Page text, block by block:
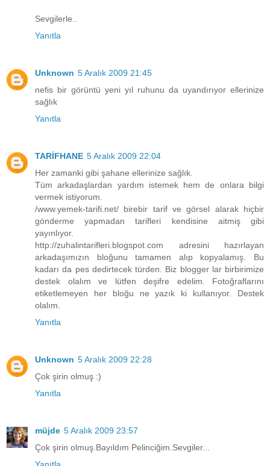
Sevgilerle..
Yanıtla
Unknown 5 Aralık 2009 21:45
nefis bir görüntü yeni yıl ruhunu da uyandırıyor ellerinize
sağlık
Yanıtla
TARİFHANE 5 Aralık 2009 22:04
Her zamanki gibi şahane ellerinize sağlık.
Tüm arkadaşlardan yardım istemek hem de onlara bilgi
vermek istiyorum.
/www.yemek-tarifi.net/ birebir tarif ve görsel alarak hiçbir
gönderme yapmadan tarifleri kendisine aitmiş gibi
yayınlıyor.
http://zuhalintarifleri.blogspot.com adresini hazırlayan
arkadaşımızın bloğunu tamamen alıp kopyalamış. Bu
kadarı da pes dedirtecek türden. Biz blogger lar birbirimize
destek olalım ve lütfen deşifre edelim. Fotoğraflarını
etiketlemeyen her bloğu ne yazık ki kullanıyor. Destek
olalım.
Yanıtla
Unknown 5 Aralık 2009 22:28
Çok şirin olmuş :)
Yanıtla
müjde 5 Aralık 2009 23:57
Çok şirin olmuş.Bayıldım Pelinciğim.Sevgiler...